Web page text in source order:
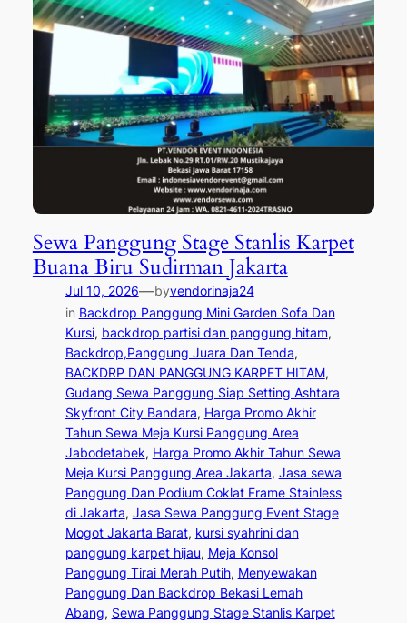
Sewa Panggung Stage Stanlis Karpet
Buana Biru Sudirman Jakarta
Jul 10, 2026—byvendorinaja24
in Backdrop Panggung Mini Garden Sofa Dan
Kursi, backdrop partisi dan panggung hitam
Backdrop,Panggung Juara Dan Tenda
BACKDRP DAN PANGGUNG KARPET HITAM
Gudang Sewa Panggung Siap Setting Ashtara
Skyfront City Bandara, Harga Promo Akhir
Tahun Sewa Meja Kursi Panggung Area
Jabodetabek, Harga Promo Akhir Tahun Sewa
Meja Kursi Panggung Area Jakarta, Jasa sewa
Panggung Dan Podium Coklat Frame Stainless
di Jakarta, Jasa Sewa Panggung Event Stage
Mogot Jakarta Barat, kursi syahrini dan
panggung karpet hijau, Meja Konsol
Panggung Tirai Merah Putih, Menyewakan
Panggung Dan Backdrop Bekasi Lemah
Abang, Sewa Panggung Stage Stanlis Karpet